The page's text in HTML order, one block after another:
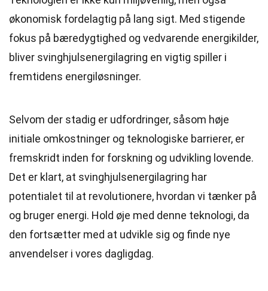
økonomisk fordelagtig på lang sigt. Med stigende
fokus på bæredygtighed og vedvarende energikilder,
bliver svinghjulsenergilagring en vigtig spiller i
fremtidens energiløsninger.
Selvom der stadig er udfordringer, såsom høje
initiale omkostninger og teknologiske barrierer, er
fremskridt inden for forskning og udvikling lovende.
Det er klart, at svinghjulsenergilagring har
potentialet til at revolutionere, hvordan vi tænker på
og bruger energi. Hold øje med denne teknologi, da
den fortsætter med at udvikle sig og finde nye
anvendelser i vores dagligdag.